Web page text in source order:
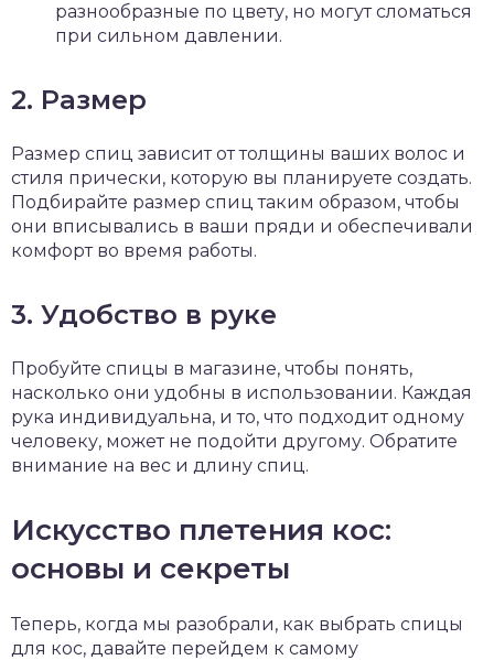
разнообразные по цвету, но могут сломаться
при сильном давлении.
2. Размер
Размер спиц зависит от толщины ваших волос и
стиля прически, которую вы планируете создать.
Подбирайте размер спиц таким образом, чтобы
они вписывались в ваши пряди и обеспечивали
комфорт во время работы.
3. Удобство в руке
Пробуйте спицы в магазине, чтобы понять,
насколько они удобны в использовании. Каждая
рука индивидуальна, и то, что подходит одному
человеку, может не подойти другому. Обратите
внимание на вес и длину спиц.
Искусство плетения кос:
основы и секреты
Теперь, когда мы разобрали, как выбрать спицы
для кос, давайте перейдем к самому